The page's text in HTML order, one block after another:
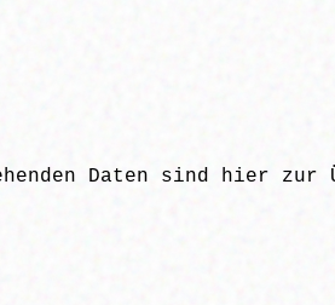
Daten sind hier